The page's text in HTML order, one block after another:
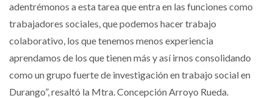
adentrémonos a esta tarea que entra en las funciones como
trabajadores sociales, que podemos hacer trabajo
colaborativo, los que tenemos menos experiencia
aprendamos de los que tienen más y así irnos consolidando
como un grupo fuerte de investigación en trabajo social en
Durango”, resaltó la Mtra. Concepción Arroyo Rueda.